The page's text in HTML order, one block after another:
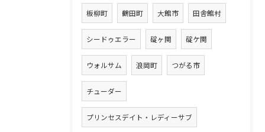
板柳町 鶴田町 大館市 田舎館村
シードゥエラー 碇ヶ関 碇ケ関
ウォルサム 浪岡町 つがる市
チューダー
プリンセスデイト・レディーサブ